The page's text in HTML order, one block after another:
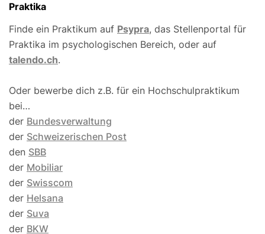
Praktika
Finde ein Praktikum auf Psypra, das Stellenportal für
Praktika im psychologischen Bereich, oder auf
talendo.ch.
Oder bewerbe dich z.B. für ein Hochschulpraktikum
bei…
der Bundesverwaltung
der Schweizerischen Post
den SBB
der Mobiliar
der Swisscom
der Helsana
der Suva
der BKW